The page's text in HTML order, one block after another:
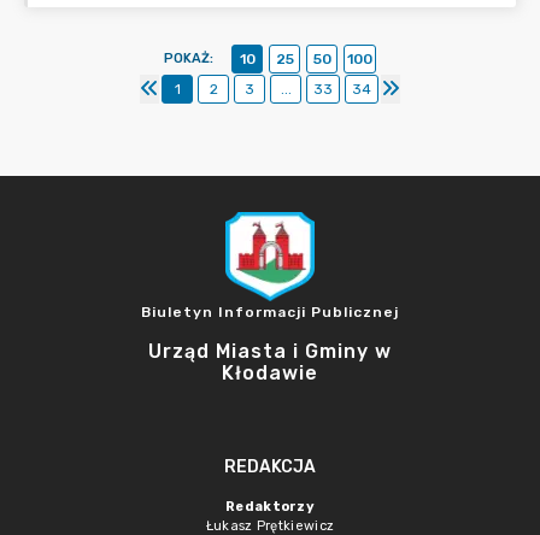
POKAŻ: 10 25 50
100
1
2 3 ... 33 34
Biuletyn Informacji Publicznej
Urząd Miasta i Gminy w
Kłodawie
REDAKCJA
Redaktorzy
Łukasz Prętkiewicz